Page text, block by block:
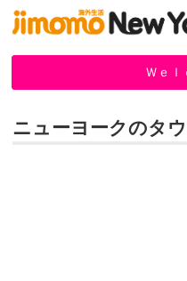
Ｗｅｌ
ニューヨークのタ